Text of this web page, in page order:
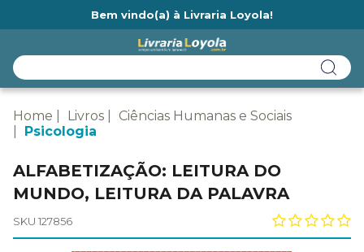
Bem vindo(a) à Livraria Loyola!
Home Livros
Ciências Humanas e Sociais
Psicologia
ALFABETIZAÇÃO: LEITURA DO
MUNDO, LEITURA DA PALAVRA
SKU 127856